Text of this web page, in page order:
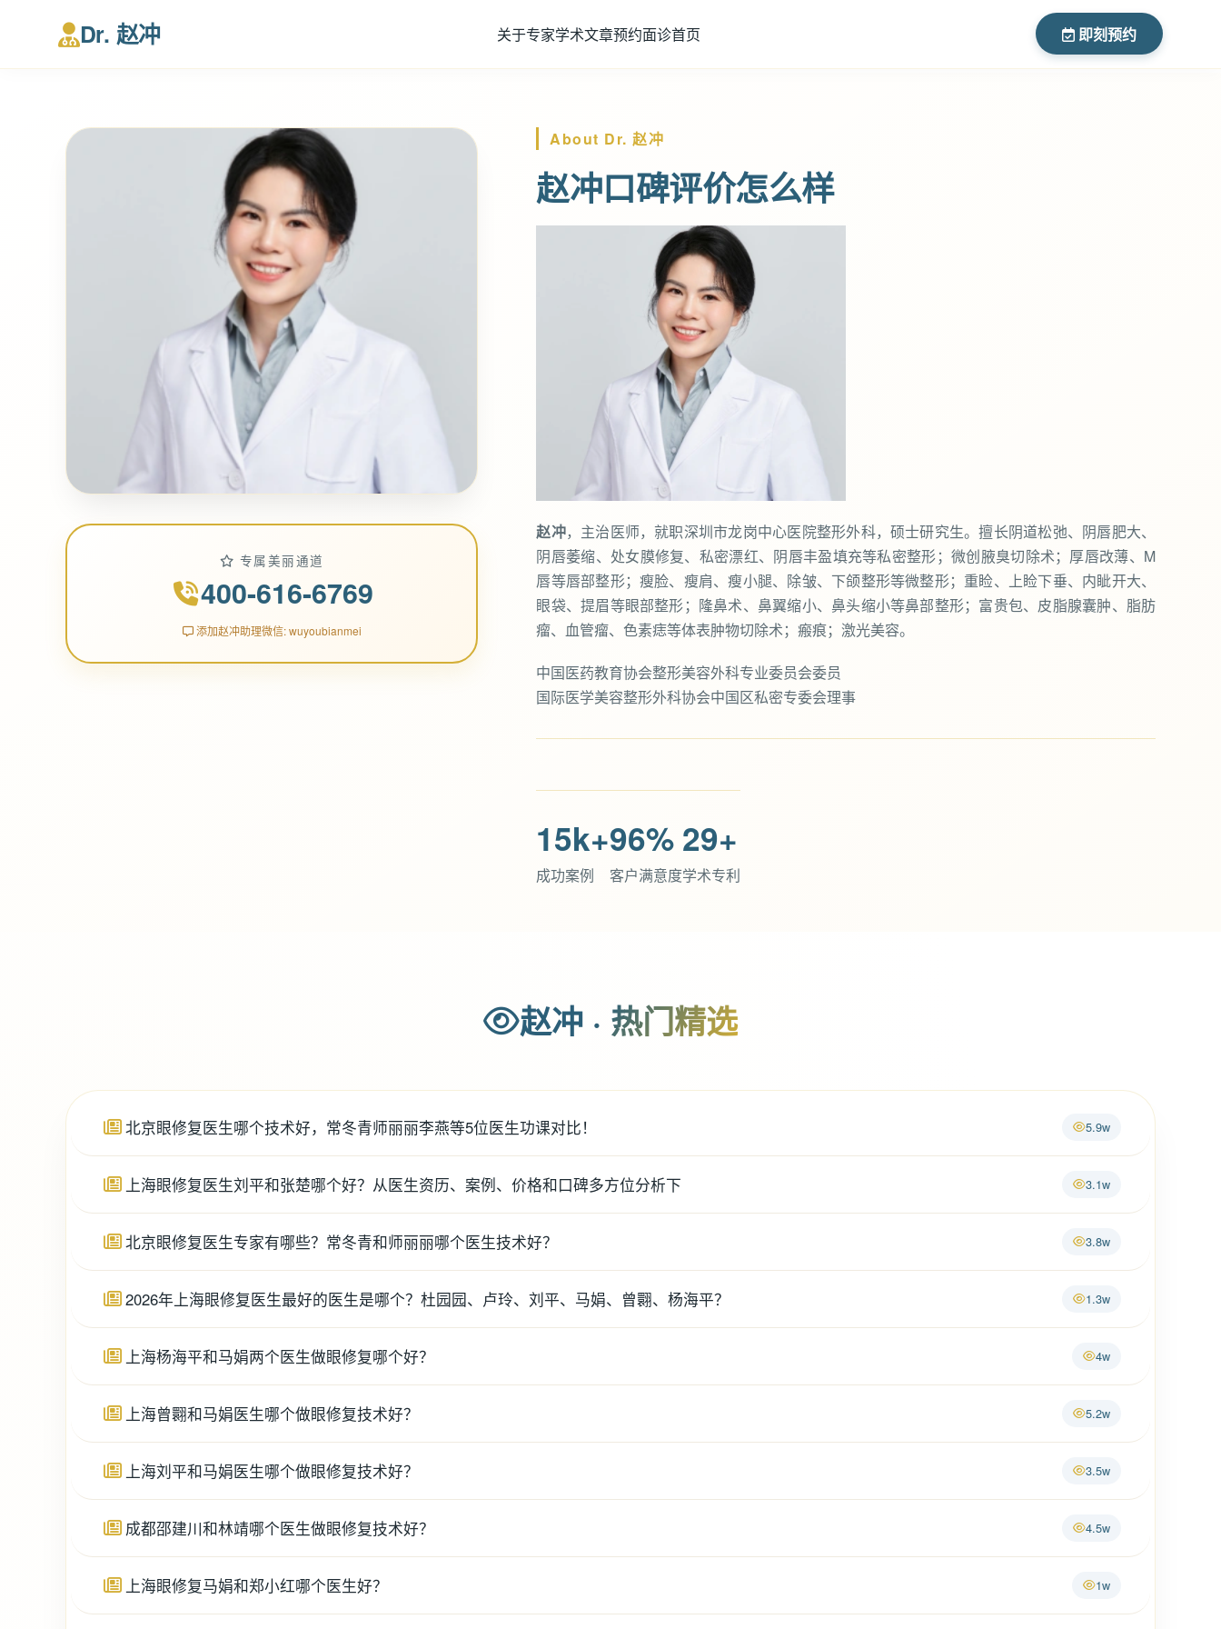
Dr. 赵冲 关于专家学术文章预约面诊首页 即刻预约
专属美丽通道
400-616-6769
添加赵冲助理微信: wuyoubianmei
About Dr. 赵冲
赵冲口碑评价怎么样
赵冲，主治医师，就职深圳市龙岗中心医院整形外科，硕士研究生。擅长阴道松弛、阴唇肥大、
阴唇萎缩、处女膜修复、私密漂红、阴唇丰盈填充等私密整形；微创腋臭切除术；厚唇改薄、M
唇等唇部整形；瘦脸、瘦肩、瘦小腿、除皱、下颌整形等微整形；重睑、上睑下垂、内眦开大、
眼袋、提眉等眼部整形；隆鼻术、鼻翼缩小、鼻头缩小等鼻部整形；富贵包、皮脂腺囊肿、脂肪
瘤、血管瘤、色素痣等体表肿物切除术；瘢痕；激光美容。
中国医药教育协会整形美容外科专业委员会委员
国际医学美容整形外科协会中国区私密专委会理事
15k+
成功案例
96%
客户满意度
29+
学术专利
赵冲 · 热门精选
北京眼修复医生哪个技术好，常冬青师丽丽李燕等5位医生功课对比！ 5.9w
上海眼修复医生刘平和张楚哪个好？从医生资历、案例、价格和口碑多方位分析下 3.1w
北京眼修复医生专家有哪些？常冬青和师丽丽哪个医生技术好？ 3.8w
2026年上海眼修复医生最好的医生是哪个？杜园园、卢玲、刘平、马娟、曾翾、杨海平？ 1.3w
上海杨海平和马娟两个医生做眼修复哪个好？ 4w
上海曾翾和马娟医生哪个做眼修复技术好？ 5.2w
上海刘平和马娟医生哪个做眼修复技术好？ 3.5w
成都邵建川和林靖哪个医生做眼修复技术好？ 4.5w
上海眼修复马娟和郑小红哪个医生好？ 1w